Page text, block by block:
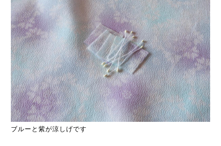
ブルーと紫が涼しげです